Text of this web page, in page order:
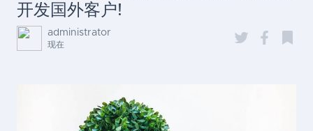
开发国外客户!
administrator
现在